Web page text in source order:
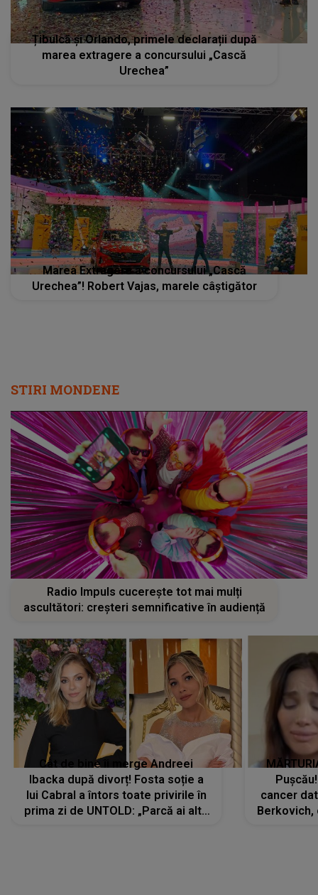
Țibulcă și Orlando, primele declarații după
marea extragere a concursului „Cască
Urechea”
Marea Extragere a concursului „Cască
Urechea”! Robert Vajas, marele câștigător
STIRI MONDENE
Radio Impuls cucerește tot mai mulți
ascultători: creșteri semnificative în audiență
Cât de bine îi merge Andreei
Ibacka după divorț! Fosta soție a
lui Cabral a întors toate privirile în
prima zi de UNTOLD: „Parcă ai altă
cancer
Berkovich,